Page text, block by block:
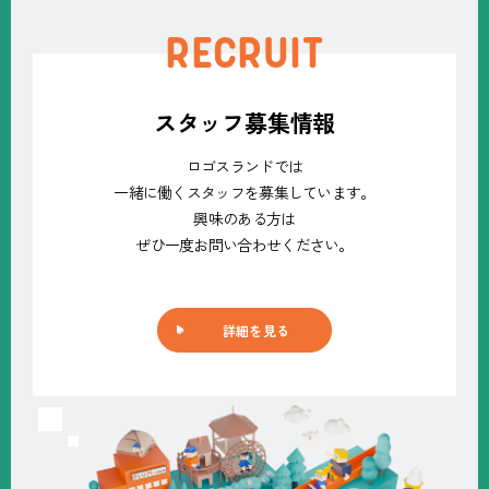
RECRUIT
スタッフ募集情報
ロゴスランドでは
一緒に働くスタッフを募集しています。
興味のある方は
ぜひ一度お問い合わせください。
詳細を見る